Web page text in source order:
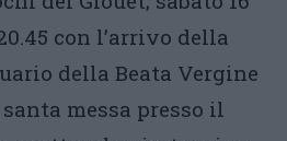
con l’arrivo della
della Beata Vergine
messa presso il